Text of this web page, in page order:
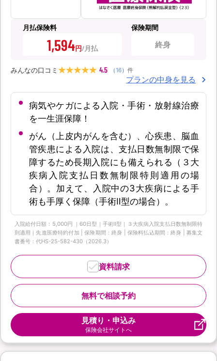
月払保険料
1,594円
保険期間
終身
みんなの口コミ 4.5 （ 16） 件
プランの中身を見る
病気やケガによる入院・手術・放射線治療
を一生涯保障！
がん（上皮内がんを含む）、心疾患、脳血
管疾患による入院は、支払日数無制限で保
障するため長期入院にも備えられる（３大
疾病入院支払日数無制限特則適用の場
合）。加えて、入院中の3大疾病による手
術も手厚く保障（手術Ⅱ型の場合）。
入院給付日額：5,000円 ｜60日型｜手術Ⅱ型｜３大疾病入院支払日数無制限特
則適用｜先進医療特約付加 | 保険期間：終身 | 保険料払込期間：終身 | 募集文
書番号：代HS-25-582-430（2026.3）
無料で相談予約
資料請求
見積り・申込み
保険会社サイトへ